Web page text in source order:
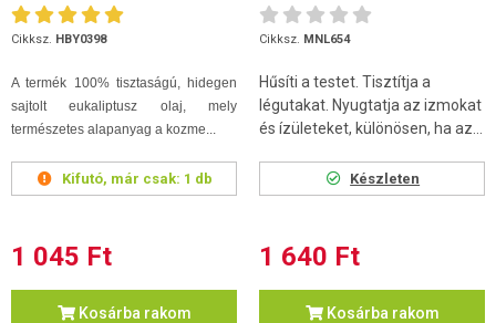
Cikksz. HBY0398
A termék 100% tisztaságú, hidegen
sajtolt eukaliptusz olaj, mely
természetes alapanyag a kozme...
Kifutó, már csak: 1 db
1 045 Ft
Kosárba rakom
Cikksz. MNL654
Hűsíti a testet. Tisztítja a
légutakat. Nyugtatja az izmokat
és ízületeket, különösen, ha az...
Készleten
1 640 Ft
Kosárba rakom